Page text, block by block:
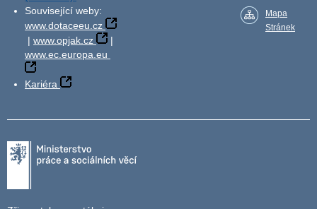
Související weby:
www.dotaceeu.cz
| www.opjak.cz
|
www.ec.europa.eu
Kariéra
Mapa
Stránek